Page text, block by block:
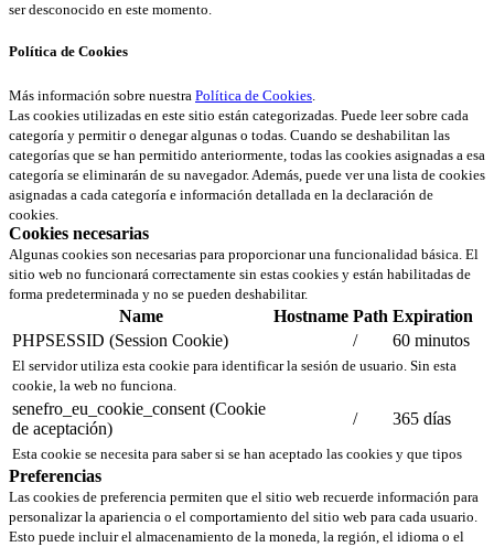
ser desconocido en este momento.
Política de Cookies
Más información sobre nuestra Política de Cookies.
Las cookies utilizadas en este sitio están categorizadas. Puede leer sobre cada
categoría y permitir o denegar algunas o todas. Cuando se deshabilitan las
categorías que se han permitido anteriormente, todas las cookies asignadas a esa
categoría se eliminarán de su navegador. Además, puede ver una lista de cookies
asignadas a cada categoría e información detallada en la declaración de
cookies.
Cookies necesarias
Algunas cookies son necesarias para proporcionar una funcionalidad básica. El
sitio web no funcionará correctamente sin estas cookies y están habilitadas de
forma predeterminada y no se pueden deshabilitar.
Name Hostname Path Expiration
PHPSESSID (Session Cookie)
/ 60 minutos
El servidor utiliza esta cookie para identificar la sesión de usuario. Sin esta
cookie, la web no funciona.
senefro_eu_cookie_consent (Cookie
de aceptación)
/ 365 días
Esta cookie se necesita para saber si se han aceptado las cookies y que tipos
Preferencias
Las cookies de preferencia permiten que el sitio web recuerde información para
personalizar la apariencia o el comportamiento del sitio web para cada usuario.
Esto puede incluir el almacenamiento de la moneda, la región, el idioma o el